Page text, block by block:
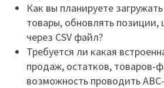
Как вы планируете
товары, обновлять позиции,
через CSV файл?
Требуется ли какая
продаж, остатков, товаров-
возможность проводить